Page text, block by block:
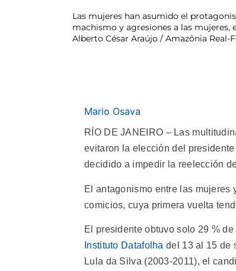
Las mujeres han asumido el
machismo y agresiones a las mujeres,
Alberto César Araújo / Amazônia Real-
Mario Osava
RÍO DE JANEIRO – Las
evitaron la elección del
decidido a impedir la reelección
El antagonismo entre las
comicios, cuya primera vuelta
El presidente obtuvo solo 29 %
Instituto Datafolha del 13 al 15 de
Lula da Silva (2003-2011), el